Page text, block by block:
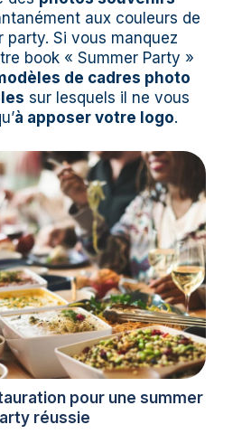
aux couleurs de
party. Si vous manquez
book « Summer Party »
de cadres photo
sur lesquels il ne vous
à apposer votre logo.
pour une summer
réussie